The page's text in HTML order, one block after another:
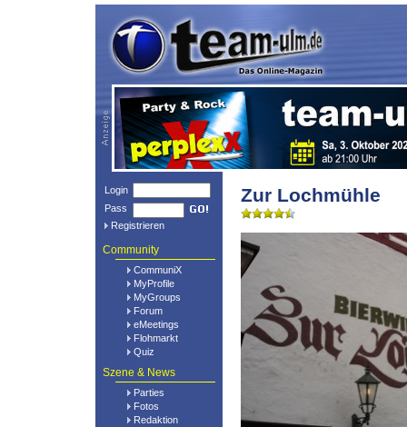
Login
Pass
Registrieren
Community
CommuniX
MyProfile
MyGroups
Forum
eMeetings
Flohmarkt
Quiz
Szene & News
Parties
Fotos
Redaktion
Zur Lochmühle